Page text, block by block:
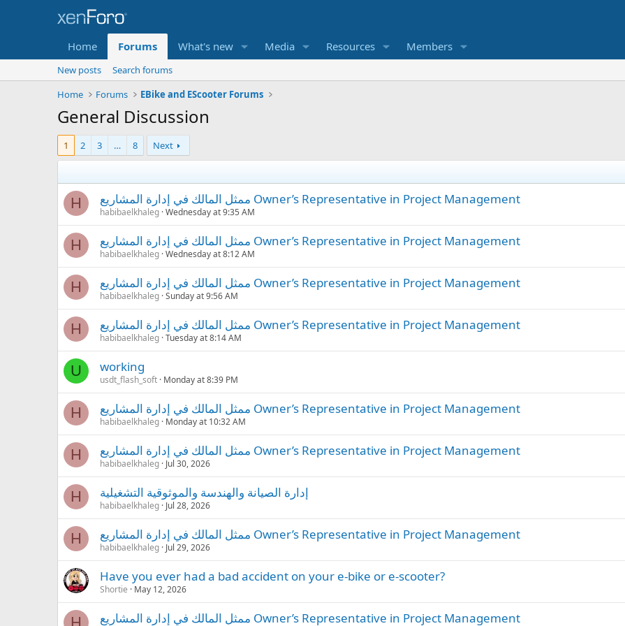
Home Forums What's new Media Resources Members
New posts
Search forums
Home
Forums EBike and EScooter Forums
General Discussion
1 2 3 … 8 Next
H ممثل المالك في إدارة المشاريع Owner’s Representative in Project Management
habibaelkhaleg Wednesday at 9:35 AM
H ممثل المالك في إدارة المشاريع Owner’s Representative in Project Management
habibaelkhaleg Wednesday at 8:12 AM
H ممثل المالك في إدارة المشاريع Owner’s Representative in Project Management
habibaelkhaleg Sunday at 9:56 AM
H ممثل المالك في إدارة المشاريع Owner’s Representative in Project Management
habibaelkhaleg Tuesday at 8:14 AM
U working
usdt_flash_soft Monday at 8:39 PM
H ممثل المالك في إدارة المشاريع Owner’s Representative in Project Management
habibaelkhaleg Monday at 10:32 AM
H ممثل المالك في إدارة المشاريع Owner’s Representative in Project Management
habibaelkhaleg Jul 30, 2026
H إدارة الصيانة والهندسة والموثوقية التشغيلية
habibaelkhaleg Jul 28, 2026
H ممثل المالك في إدارة المشاريع Owner’s Representative in Project Management
habibaelkhaleg Jul 29, 2026
Have you ever had a bad accident on your e-bike or e-scooter?
Shortie May 12, 2026
H ممثل المالك في إدارة المشاريع Owner’s Representative in Project Management